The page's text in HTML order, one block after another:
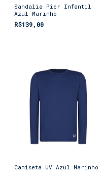
Sandalia Pier Infantil
Azul Marinho
R$139,00
Camiseta UV Azul Marinho